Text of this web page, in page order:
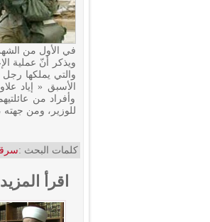
في الأول من الشهر
والتي يملكها
الأسبق « إياد
وأفراد من
للوزير، ومن جهته
كلمات البحث :
اقرأ